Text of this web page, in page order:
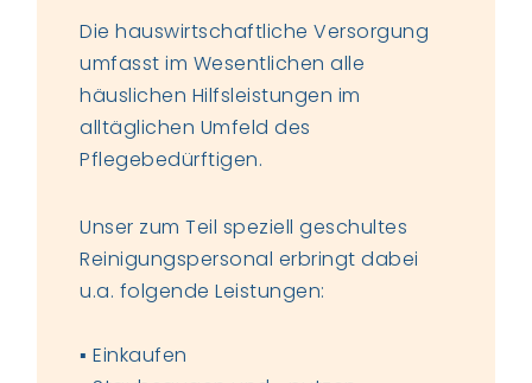
Die hauswirtschaftliche Versorgung
umfasst im Wesentlichen alle
häuslichen Hilfsleistungen im
alltäglichen Umfeld des
Pflegebedürftigen.
Unser zum Teil speziell geschultes
Reinigungspersonal erbringt dabei
u.a. folgende Leistungen:
▪ Einkaufen